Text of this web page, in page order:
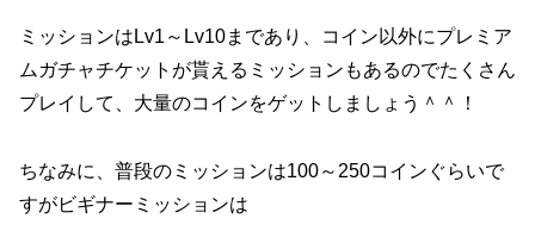
ミッションはLv1～Lv10まであり、コイン以外にプレミア
ムガチャチケットが貰えるミッションもあるのでたくさん
プレイして、大量のコインをゲットしましょう＾＾！
ちなみに、普段のミッションは100～250コインぐらいで
すがビギナーミッションは